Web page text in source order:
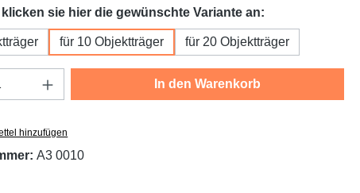
sie hier die gewünschte Variante an:
für 10 Objektträger für 20 Objektträger
Anzahl: Gib den gewünschten Wert ein
In den Warenkorb
hinzufügen
A3 0010